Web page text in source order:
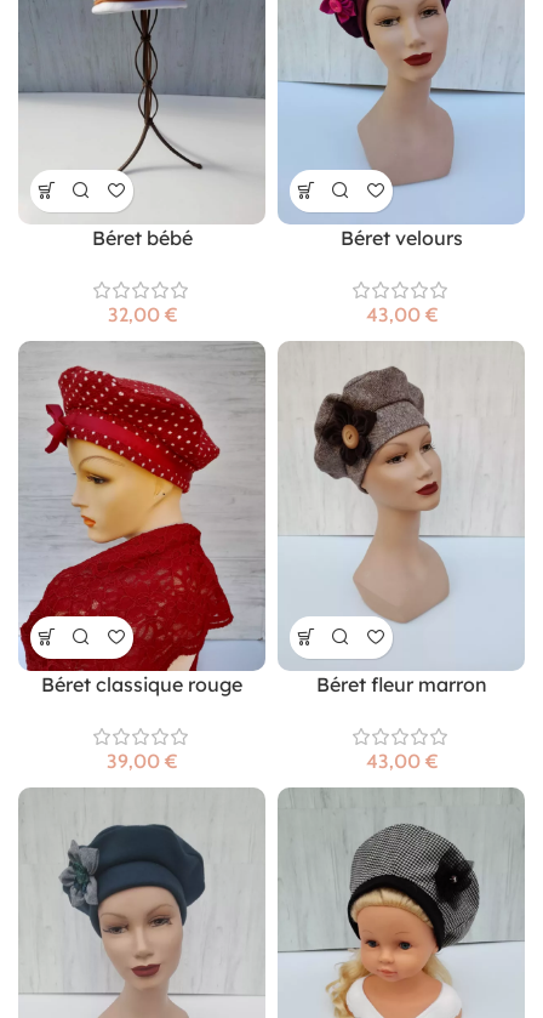
Béret bébé
€
Béret velours
€
Béret classique rouge
€
Béret fleur marron
€